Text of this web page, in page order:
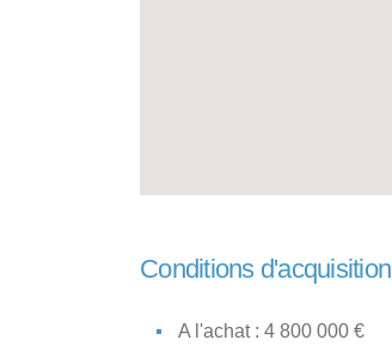
Conditions d'acquisition
A l'achat : 4 800 000 €